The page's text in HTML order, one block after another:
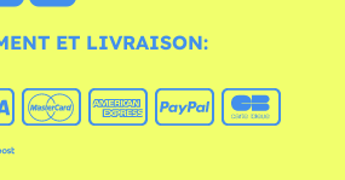
ET LIVRAISON: